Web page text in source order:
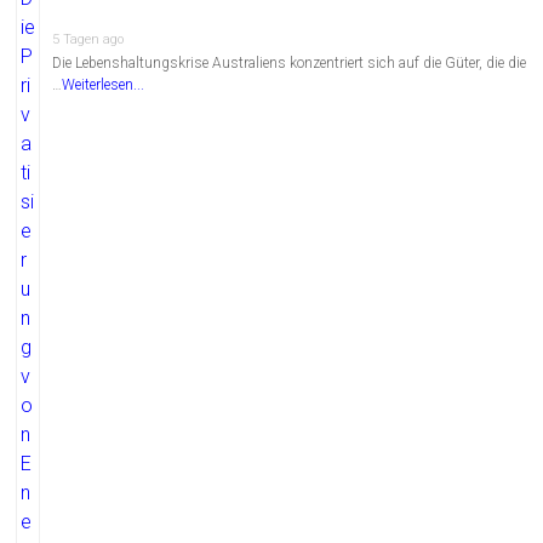
5 Tagen ago
Die Lebenshaltungskrise Australiens konzentriert sich auf die Güter, die die
…Weiterlesen...